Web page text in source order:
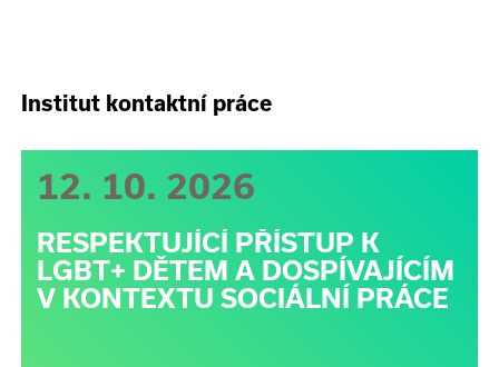
Institut kontaktní práce
12. 10. 2026
RESPEKTUJÍCÍ PŘÍSTUP K
LGBT+ DĚTEM A DOSPÍVAJÍCÍM
V KONTEXTU SOCIÁLNÍ PRÁCE